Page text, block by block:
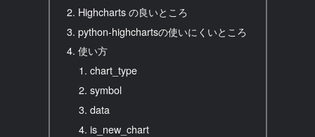
Highcharts の良いところ
python-highchartsの使いにくいところ
使い方
chart_type
symbol
data
is_new_chart